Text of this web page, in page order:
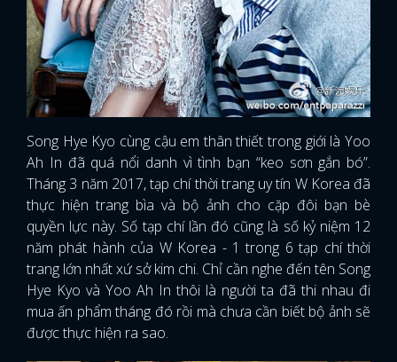
Song Hye Kyo cùng cậu em thân thiết trong giới là Yoo
Ah In đã quá nổi danh vì tình bạn “keo sơn gắn bó”.
Tháng 3 năm 2017, tạp chí thời trang uy tín W Korea đã
thực hiện trang bìa và bộ ảnh cho cặp đôi bạn bè
quyền lực này. Số tạp chí lần đó cũng là số kỷ niệm 12
năm phát hành của W Korea - 1 trong 6 tạp chí thời
trang lớn nhất xứ sở kim chi. Chỉ cần nghe đến tên Song
Hye Kyo và Yoo Ah In thôi là người ta đã thi nhau đi
mua ấn phẩm tháng đó rồi mà chưa cần biết bộ ảnh sẽ
được thực hiện ra sao.